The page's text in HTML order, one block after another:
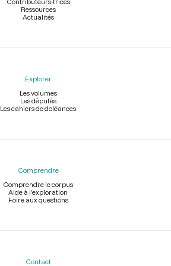
Ressources
Actualités
Explorer
Les volumes
Les députés
Les cahiers de doléances
Comprendre
Comprendre le corpus
Aide à l'exploration
Foire aux questions
Contact